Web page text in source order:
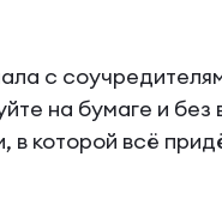
с
на бумаге и
которой всё